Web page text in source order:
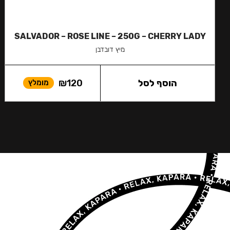
SALVADOR – ROSE LINE – 250G – CHERRY LADY
מיץ דובדבן
₪120 מומלץ הוסף לסל